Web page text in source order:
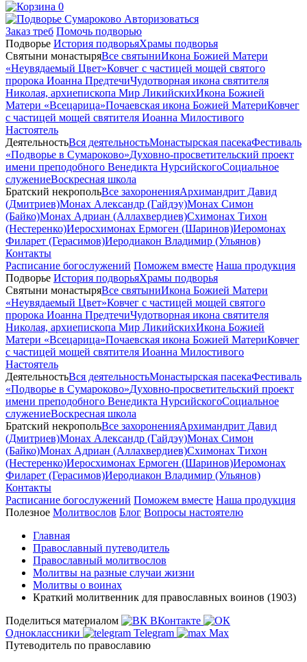
0
Авторизоваться
Заказ треб Помочь подворью
Подворье История подворьяХрамы подворья
Святыни монастыряВсе святыниИкона Божией Матери
«Неувядаемый Цвет»Ковчег с частицей мощей святого
пророка Иоанна ПредтечиЧудотворная икона святителя
Николая, архиепископа Мир ЛикийскихИкона Божией
Матери «Всецарица»Почаевская икона Божией МатериКовчег
с частицей мощей святителя Иоанна Милостивого
Настоятель
ДеятельностьВся деятельностьМонастырская пасекаФестиваль
«Подворье в Сумароково»Духовно-просветительский проект
имени преподобного Венедикта НурсийскогоСоциальное
служениеВоскресная школа
Братский некропольВсе захороненияАрхимандрит Давид
(Дмитриев)Монах Александр (Гайдэу)Монах Симон
(Байко)Монах Адриан (Аллахвердиев)Схимонах Тихон
(Нестеренко)Иеросхимонах Ермоген (Шаринов)Иеромонах
Филарет (Герасимов)Иеродиакон Владимир (Ульянов)
Контакты
Расписание богослужений Поможем вместе Наша продукция
Подворье История подворьяХрамы подворья
Святыни монастыряВсе святыниИкона Божией Матери
«Неувядаемый Цвет»Ковчег с частицей мощей святого
пророка Иоанна ПредтечиЧудотворная икона святителя
Николая, архиепископа Мир ЛикийскихИкона Божией
Матери «Всецарица»Почаевская икона Божией МатериКовчег
с частицей мощей святителя Иоанна Милостивого
Настоятель
ДеятельностьВся деятельностьМонастырская пасекаФестиваль
«Подворье в Сумароково»Духовно-просветительский проект
имени преподобного Венедикта НурсийскогоСоциальное
служениеВоскресная школа
Братский некропольВсе захороненияАрхимандрит Давид
(Дмитриев)Монах Александр (Гайдэу)Монах Симон
(Байко)Монах Адриан (Аллахвердиев)Схимонах Тихон
(Нестеренко)Иеросхимонах Ермоген (Шаринов)Иеромонах
Филарет (Герасимов)Иеродиакон Владимир (Ульянов)
Контакты
Расписание богослужений Поможем вместе Наша продукция
Полезное Молитвослов Блог Вопросы настоятелю
Главная
Православный путеводитель
Православный молитвослов
Молитвы на разные случаи жизни
Молитвы о воинах
Краткий молитвенник для православных воинов (1903)
Поделиться материалом
ВКонтакте
Одноклассники
Telegram
Max
Путеводитель по православию